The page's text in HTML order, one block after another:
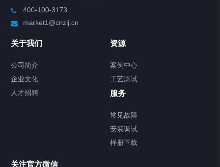
制冷加热动态控温系统
Chiller气体控温系统
Chamber试验箱
400-100-3173
market1@cnzlj.cn
关于我们
公司简介
企业文化
人才招聘
资源
案例中心
工艺测试
服务
常见故障
安装调试
样册下载
关注官方微信